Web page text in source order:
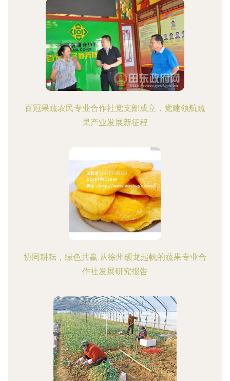
百冠果蔬农民专业合作社党支部成立，党建领航蔬
果产业发展新征程
协同耕耘，绿色共赢 从徐州硕龙起帆的蔬果专业合
作社发展研究报告